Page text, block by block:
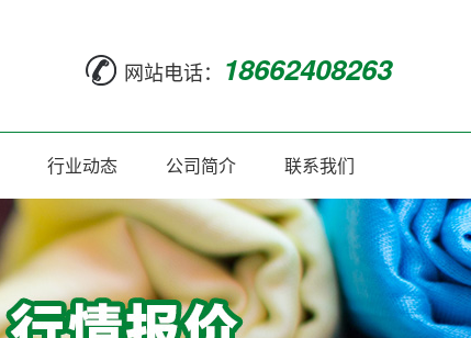
网站电话： 18662408263
行业动态 公司简介 联系我们